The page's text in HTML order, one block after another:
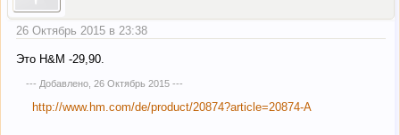
26 Октябрь 2015 в 23:38
Это H&M -29,90.
--- Добавлено, 26 Октябрь 2015---
http://www.hm.com/de/product/20874?article=20874-A